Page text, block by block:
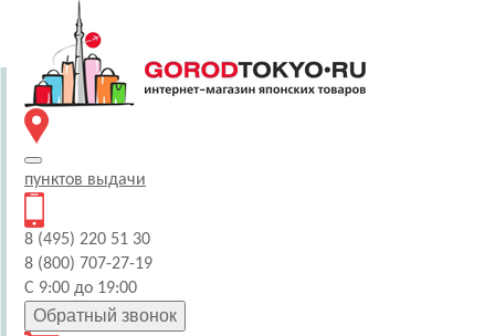
пунктов выдачи
8 (495) 220 51 30
8 (800) 707-27-19
С 9:00 до 19:00
Обратный звонок